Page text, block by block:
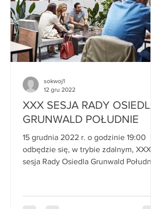
XXX SESJA RADY OSIEDLA
GRUNWALD POŁUDNIE
15 grudnia 2022 r. o godzinie 19:00
odbędzie się, w trybie zdalnym, XXX
sesja Rady Osiedla Grunwald Południe.
sokwoj1
12 gru 2022